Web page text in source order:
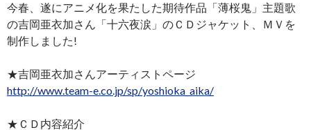
今春、遂にアニメ化を果たした期待作品「薄桜鬼」主題歌
の吉岡亜衣加さん「十六夜涙」のＣＤジャケット、ＭＶを
制作しました!
★吉岡亜衣加さんアーティストページ
http://www.team-e.co.jp/sp/yoshioka_aika/
★ＣＤ内容紹介